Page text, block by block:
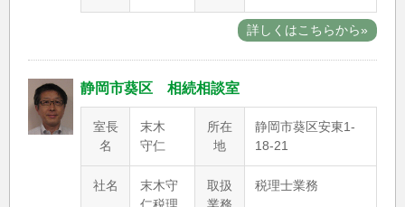
詳しくはこちらから»
静岡市葵区 相続相談室
室長
名
末木
守仁
所在
地
静岡市葵区安東1-
18-21
社名
末木守
仁税理
取扱
業務
税理士業務